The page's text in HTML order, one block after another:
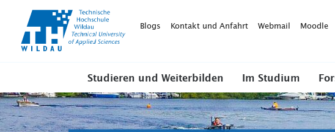
WildauBlogs Kontakt und Anfahrt Webmail Moodle
Studieren und Weiterbilden Im Studium